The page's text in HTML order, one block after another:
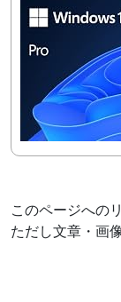
このページへの
ただし文章・画